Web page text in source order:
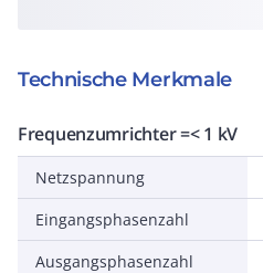
Technische Merkmale
Frequenzumrichter =< 1 kV
Netzspannung
Eingangsphasenzahl
Ausgangsphasenzahl